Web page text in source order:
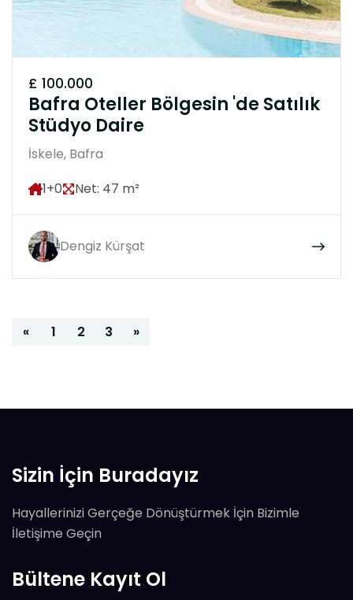
£ 100.000
Bafra Oteller Bölgesin 'de Satılık
Stüdyo Daire
İskele, Bafra
1+0
Net: 47 m²
Dengiz Kürşat
« 1 2 3 »
Sizin İçin Buradayız
Hayallerinizi Gerçeğe Dönüştürmek İçin Bizimle
İletişime Geçin
Bültene Kayıt Ol